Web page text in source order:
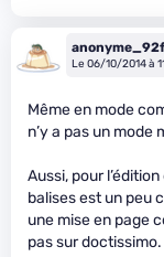
Le 06/10/2014 à
Même en mode
n’y a pas un
Aussi, pour
balises est un peu
une mise en page
pas sur